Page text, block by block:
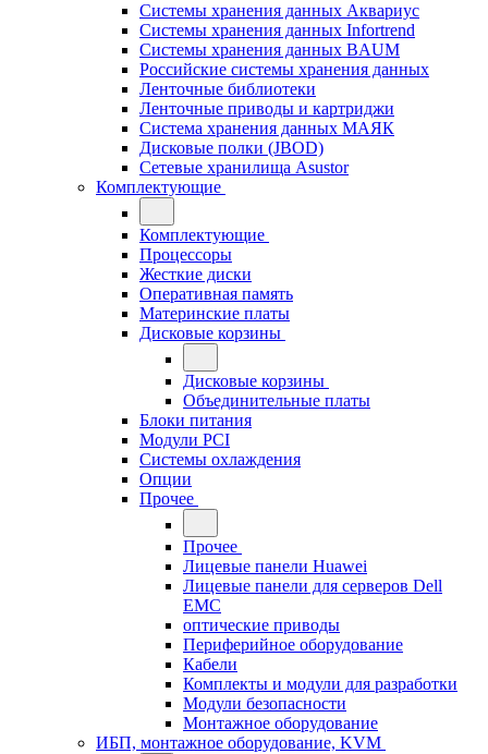
Системы хранения данных Аквариус
Системы хранения данных Infortrend
Системы хранения данных BAUM
Российские системы хранения данных
Ленточные библиотеки
Ленточные приводы и картриджи
Система хранения данных МАЯК
Дисковые полки (JBOD)
Сетевые хранилища Asustor
Комплектующие
Комплектующие
Процессоры
Жесткие диски
Оперативная память
Материнские платы
Дисковые корзины
Дисковые корзины
Объединительные платы
Блоки питания
Модули PCI
Системы охлаждения
Опции
Прочее
Прочее
Лицевые панели Huawei
Лицевые панели для серверов Dell
EMC
оптические приводы
Периферийное оборудование
Кабели
Комплекты и модули для разработки
Модули безопасности
Монтажное оборудование
ИБП, монтажное оборудование, KVM